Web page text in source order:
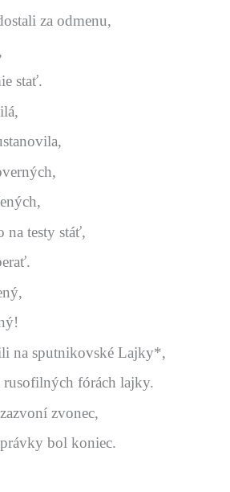
za odmenu,
stať.
na testy stáť,
na sputnikovské Lajky*,
rusofilných fórách lajky.
zvonec,
bol koniec.